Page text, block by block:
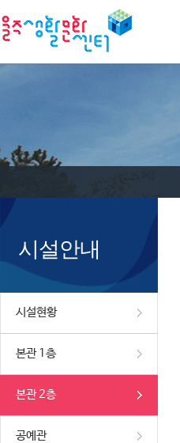
시설안내
시설현황
본관 1층
본관 2층
공예관